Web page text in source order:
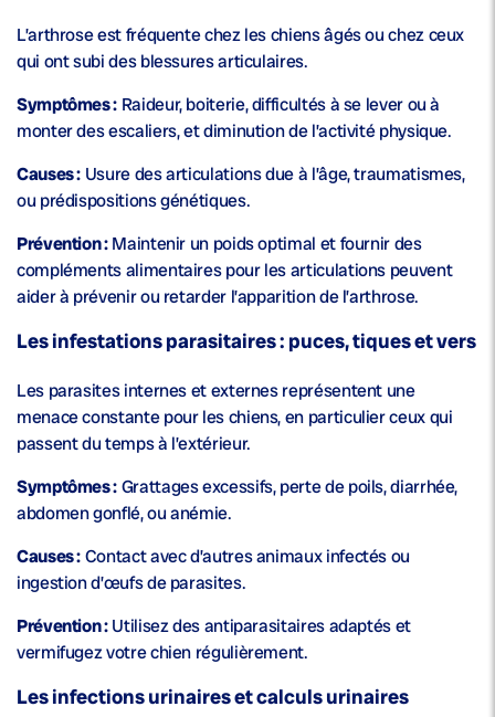
L’arthrose est fréquente chez les chiens âgés ou chez ceux
qui ont subi des blessures articulaires.
Symptômes : Raideur, boiterie, difficultés à se lever ou à
monter des escaliers, et diminution de l’activité physique.
Causes : Usure des articulations due à l’âge, traumatismes,
ou prédispositions génétiques.
Prévention :Maintenir un poids optimal et fournir des
compléments alimentaires pour les articulations peuvent
aider à prévenir ou retarder l’apparition de l’arthrose.
Les infestations parasitaires : puces, tiques et vers
Les parasites internes et externes représentent une
menace constante pour les chiens, en particulier ceux qui
passent du temps à l’extérieur.
Symptômes :Grattages excessifs, perte de poils, diarrhée,
abdomen gonflé, ou anémie.
Causes :Contact avec d’autres animaux infectés ou
ingestion d’œufs de parasites.
Prévention :Utilisez des antiparasitaires adaptés et
vermifugez votre chien régulièrement.
Les infections urinaires et calculs urinaires